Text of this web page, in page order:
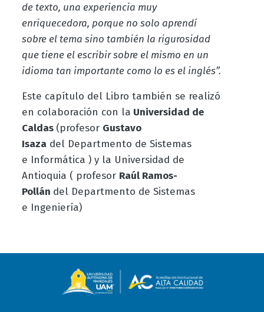
de texto, una experiencia muy
enriquecedora, porque no solo aprendí
sobre el tema sino también la rigurosidad
que tiene el escribir sobre el mismo en un
idioma tan importante como lo es el inglés”.
Este capítulo del Libro también se realizó
en colaboración con la Universidad de
Caldas (profesor Gustavo
Isazadel Departmento de Sistemas
e Informática ) y la Universidad de
Antioquia ( profesor Raúl Ramos-
Pollán del Departmento de Sistemas
e Ingeniería)